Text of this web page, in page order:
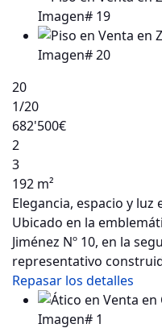
20
1/20
682'500€
2
3
192 m²
Elegancia, espacio y luz
Ubicado en la
Jiménez Nº 10, en la
representativo
Repasar los detalles